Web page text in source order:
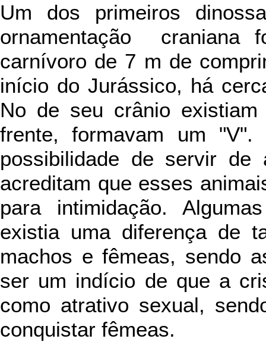
Um dos primeiros
ornamentação
carnívoro de 7 m de
início do Jurássico, há
No de seu crânio
frente, formavam um
possibilidade de servir de
acreditam que esses
para intimidação.
existia uma diferença de
machos e fêmeas, sendo
ser um indício de que a
como atrativo sexual,
conquistar fêmeas.